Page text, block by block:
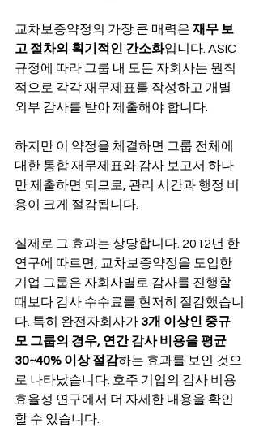
교차보증약정의 가장 큰 매력은 재무 보
고 절차의 획기적인 간소화입니다. ASIC
규정에 따라 그룹 내 모든 자회사는 원칙
적으로 각각 재무제표를 작성하고 개별
외부 감사를 받아 제출해야 합니다.
하지만 이 약정을 체결하면 그룹 전체에
대한 통합 재무제표와 감사 보고서 하나
만 제출하면 되므로, 관리 시간과 행정 비
용이 크게 절감됩니다.
실제로 그 효과는 상당합니다. 2012년 한
연구에 따르면, 교차보증약정을 도입한
기업 그룹은 자회사별로 감사를 진행할
때보다 감사 수수료를 현저히 절감했습니
다. 특히 완전자회사가 3개 이상인 중규
모 그룹의 경우, 연간 감사 비용을 평균
30~40% 이상 절감하는 효과를 보인 것으
로 나타났습니다. 호주 기업의 감사 비용
효율성 연구에서 더 자세한 내용을 확인
할 수 있습니다.